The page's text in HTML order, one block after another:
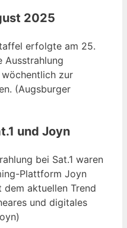
2025
erfolgte am 25.
Ausstrahlung
zur
(Augsburger
und Joyn
bei Sat.1 waren
Plattform Joyn
aktuellen Trend
und digitales